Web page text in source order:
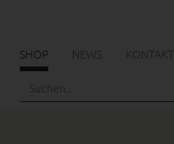
SHOP NEWS KONTAKT